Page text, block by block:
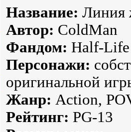
Название: Линия
Автор: ColdMan
Фандом: Half-Life
Персонажи:
оригинальной
Жанр: Action,
Рейтинг: PG-13